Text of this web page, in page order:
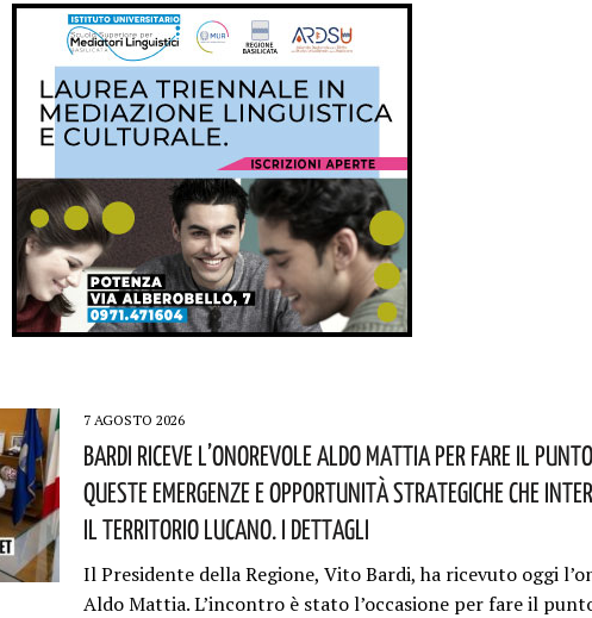
7 AGOSTO 2026
Bardi Riceve L’onorevole Aldo Mattia Per Fare Il
Queste Emergenze E Opportunità Strategiche Che
Il Territorio Lucano. I Dettagli
Il Presidente della Regione, Vito Bardi, ha ricevuto oggi
Aldo Mattia. L’incontro è stato l’occasione per fare il